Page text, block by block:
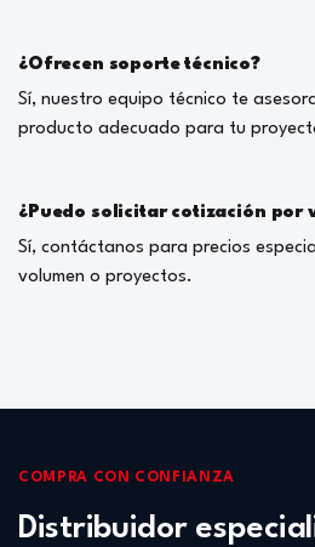
¿Ofrecen soporte técnico?
Sí, nuestro equipo técnico te
producto adecuado para tu
¿Puedo solicitar cotización por
Sí, contáctanos para precios
volumen o proyectos.
COMPRA CON CONFIANZA
Distribuidor